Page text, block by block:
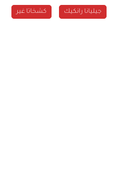
جيليانا رانكيك كشخاتا غير